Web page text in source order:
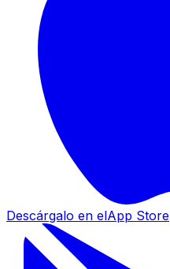
Descárgalo en elApp Store